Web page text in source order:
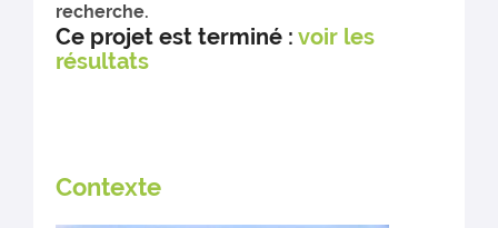
recherche.
Ce projet est terminé :voir les
résultats
Contexte